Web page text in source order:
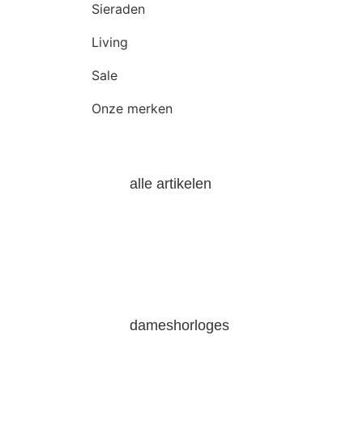
Sieraden
Living
Sale
Onze merken
alle artikelen
dameshorloges